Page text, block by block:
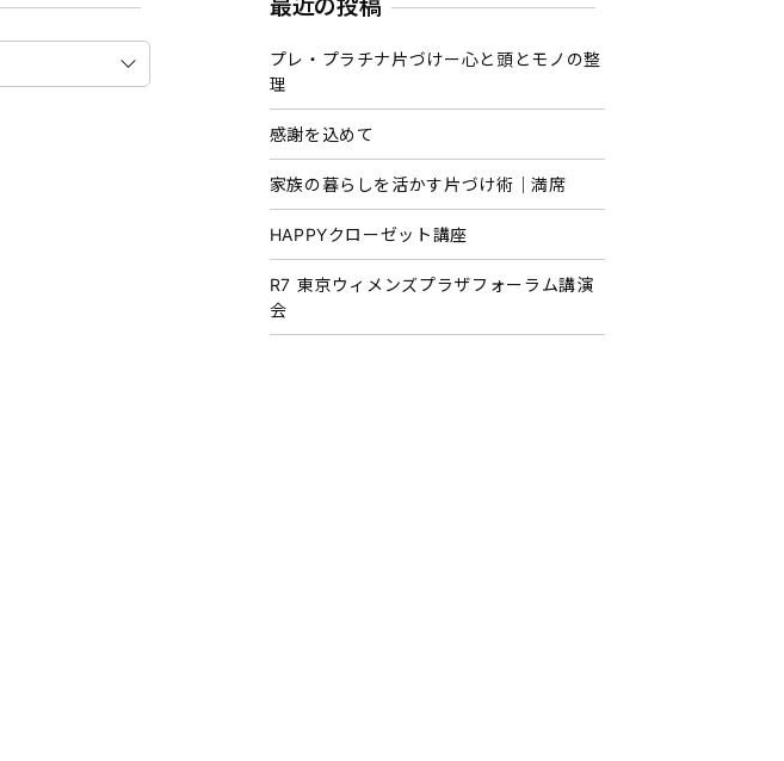
最近の投稿
プレ・プラチナ片づけー心と頭とモノの整
理
感謝を込めて
家族の暮らしを活かす片づけ術｜満席
HAPPYクローゼット講座
R7 東京ウィメンズプラザフォーラム講演
会